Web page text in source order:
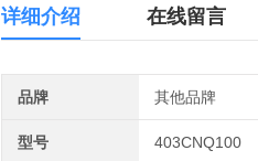
详细介绍 在线留言
品牌 其他品牌
型号 403CNQ100